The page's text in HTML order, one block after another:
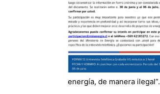
energía, de manera ilegal”.